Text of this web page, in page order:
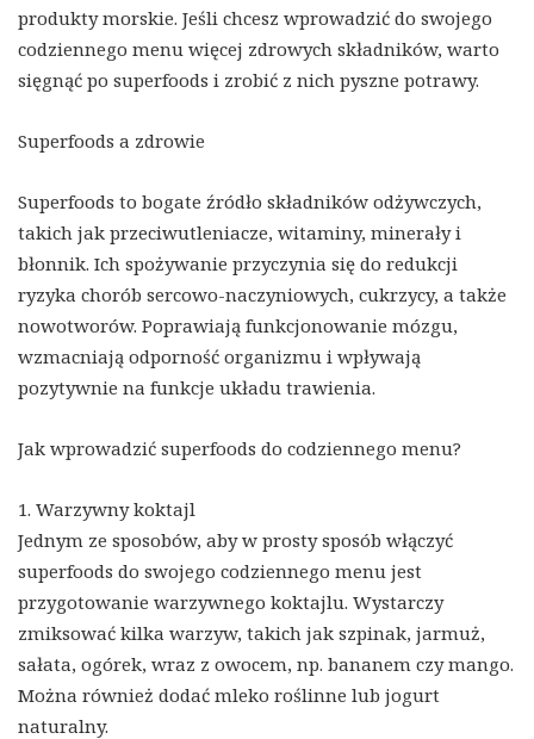
produkty morskie. Jeśli chcesz wprowadzić do swojego
codziennego menu więcej zdrowych składników, warto
sięgnąć po superfoods i zrobić z nich pyszne potrawy.
Superfoods a zdrowie
Superfoods to bogate źródło składników odżywczych,
takich jak przeciwutleniacze, witaminy, minerały i
błonnik. Ich spożywanie przyczynia się do redukcji
ryzyka chorób sercowo-naczyniowych, cukrzycy, a także
nowotworów. Poprawiają funkcjonowanie mózgu,
wzmacniają odporność organizmu i wpływają
pozytywnie na funkcje układu trawienia.
Jak wprowadzić superfoods do codziennego menu?
1. Warzywny koktajl
Jednym ze sposobów, aby w prosty sposób włączyć
superfoods do swojego codziennego menu jest
przygotowanie warzywnego koktajlu. Wystarczy
zmiksować kilka warzyw, takich jak szpinak, jarmuż,
sałata, ogórek, wraz z owocem, np. bananem czy mango.
Można również dodać mleko roślinne lub jogurt
naturalny.